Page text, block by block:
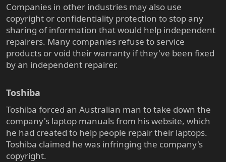
Companies in other industries may also use
copyright or confidentiality protection to stop any
sharing of information that would help independent
repairers. Many companies refuse to service
products or void their warranty if they've been fixed
by an independent repairer.
Toshiba​
Toshiba forced an Australian man to take down the
company's laptop manuals from his website, which
he had created to help people repair their laptops.
Toshiba claimed he was infringing the company's
copyright.